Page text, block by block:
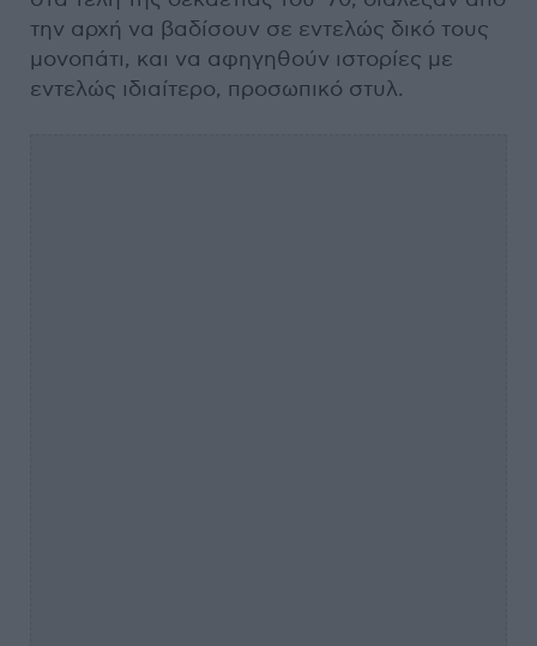
την αρχή να βαδίσουν σε εντελώς δικό τους
μονοπάτι, και να αφηγηθούν ιστορίες με
εντελώς ιδιαίτερο, προσωπικό στυλ.